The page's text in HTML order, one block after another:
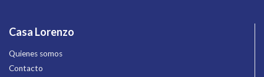
Casa Lorenzo
Quienes somos
Contacto